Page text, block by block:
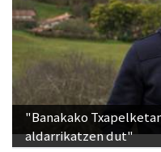
"Banakako
aldarrikatzen dut"